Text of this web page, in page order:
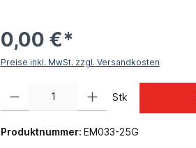
0,00 €*
Preise inkl. MwSt. zzgl. Versandkosten
Stk
Produktnummer: EM033-25G